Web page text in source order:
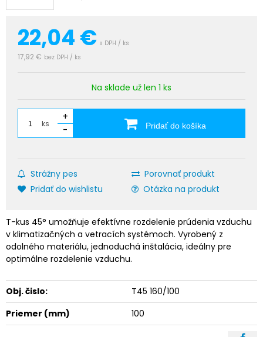
22,04€ s DPH / ks
17,92 € bez DPH / ks
Na sklade už len 1 ks
ks
+
-
Pridať do košíka
Strážny pes
Porovnať produkt
Pridať do wishlistu
Otázka na produkt
T-kus 45° umožňuje efektívne rozdelenie prúdenia vzduchu
v klimatizačných a vetracích systémoch. Vyrobený z
odolného materiálu, jednoduchá inštalácia, ideálny pre
optimálne rozdelenie vzduchu.
Obj. čislo:
T45 160/100
Priemer (mm)
100